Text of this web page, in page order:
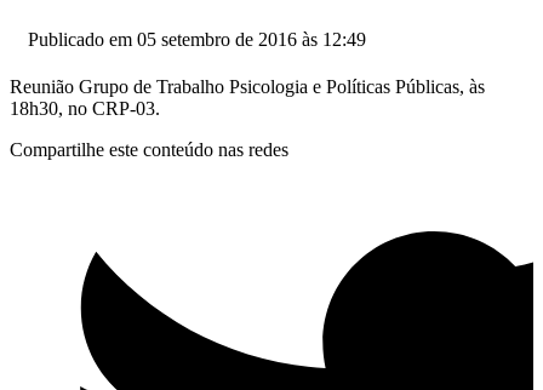
Publicado em 05 setembro de 2016 às 12:49
Reunião Grupo de Trabalho Psicologia e Políticas Públicas, às
18h30, no CRP-03.
Compartilhe este conteúdo nas redes